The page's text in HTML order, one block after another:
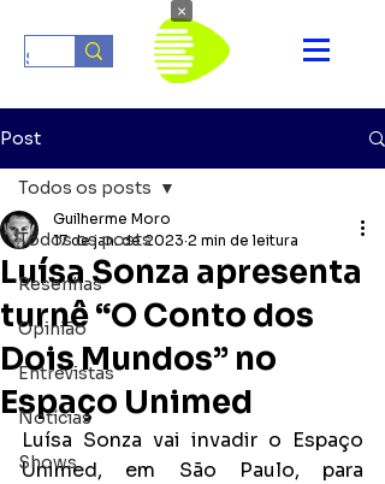
Post
Todos os posts
Resenhas
Opinião
Entrevistas
Notícias
Shows
Todos os posts
Luísa Sonza apresenta
turnê “O Conto dos
Dois Mundos” no
Espaço Unimed
Guilherme Moro
17 de jan. de 2023 2 min de leitura
Luísa Sonza vai invadir o Espaço
Unimed, em São Paulo, para
×